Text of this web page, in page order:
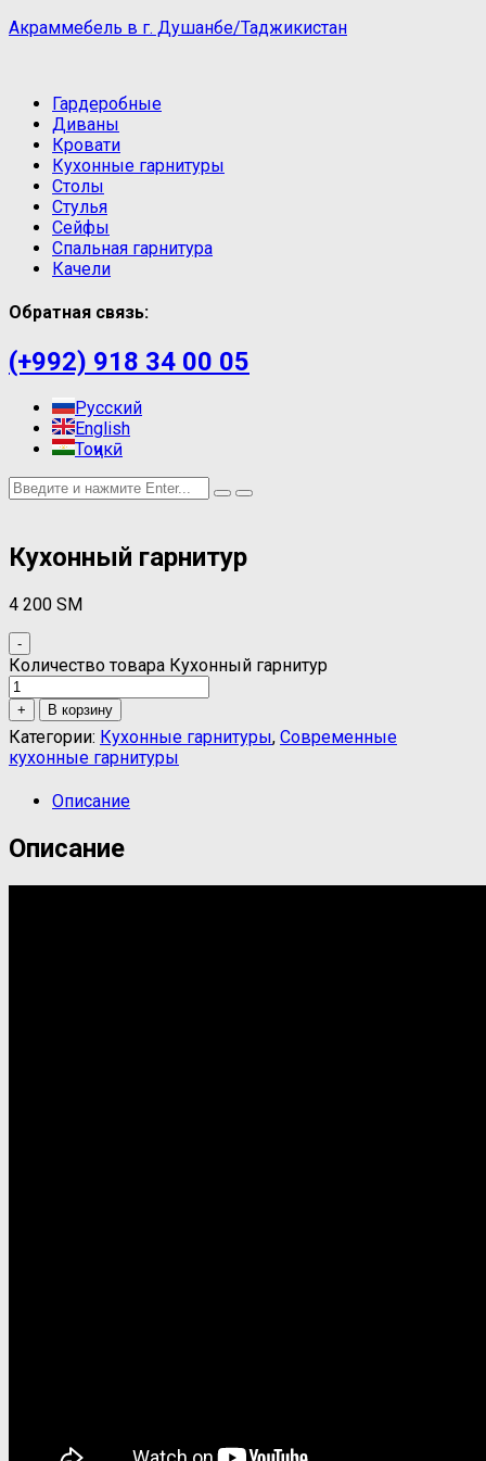
Акраммебель в г. Душанбе/Таджикистан
Гардеробные
Диваны
Кровати
Кухонные гарнитуры
Столы
Стулья
Сейфы
Спальная гарнитура
Качели
Обратная связь:
(+992) 918 34 00 05
Русский
English
Тоҷикӣ
Кухонный гарнитур
4 200 ЅМ
-
Количество товара Кухонный гарнитур
+ В корзину
Категории: Кухонные гарнитуры, Современные
кухонные гарнитуры
Описание
Описание